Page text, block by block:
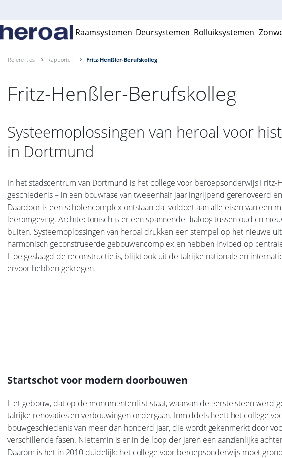
Raamsystemen Deursystemen Rolluiksystemen
Referenties Rapporten Fritz-Henßler-Berufskolleg
Fritz-Henßler-Berufskolleg
Systeemoplossingen van heroal voor
in Dortmund
In het stadscentrum van Dortmund is het college voor beroepsonderwijs Fritz-
geschiedenis – in een bouwfase van tweeënhalf jaar ingrijpend gerenoveerd
Daardoor is een scholencomplex ontstaan dat voldoet aan alle eisen van een
leeromgeving. Architectonisch is er een spannende dialoog tussen oud en
buiten. Systeemoplossingen van heroal drukken een stempel op het nieuwe
harmonisch geconstrueerde gebouwencomplex en hebben invloed op
Hoe geslaagd de reconstructie is, blijkt ook uit de talrijke nationale en
ervoor hebben gekregen.
Startschot voor modern doorbouwen
Het gebouw, dat op de monumentenlijst staat, waarvan de eerste steen werd
talrijke renovaties en verbouwingen ondergaan. Inmiddels heeft het college
bouwgeschiedenis van meer dan honderd jaar, die wordt gekenmerkt door
verschillende fasen. Niettemin is er in de loop der jaren een aanzienlijke
Daarom is het in 2010 duidelijk: het college voor beroepsonderwijs moet